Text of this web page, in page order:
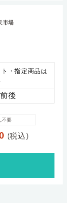
市場
・指定商品は
後
(税込)
不要